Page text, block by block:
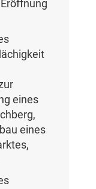
eines
eines